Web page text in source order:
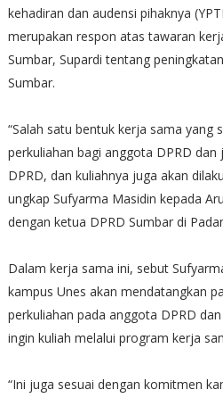
kehadiran dan audensi pihaknya
merupakan respon atas tawaran
Sumbar, Supardi tentang
Sumbar.
“Salah satu bentuk kerja sama yang
perkuliahan bagi anggota DPRD
DPRD, dan kuliahnya juga akan
ungkap Sufyarma Masidin kepada
dengan ketua DPRD Sumbar di
Dalam kerja sama ini, sebut
kampus Unes akan mendatangkan
perkuliahan pada anggota DPRD
ingin kuliah melalui program kerja
“Ini juga sesuai dengan komitmen